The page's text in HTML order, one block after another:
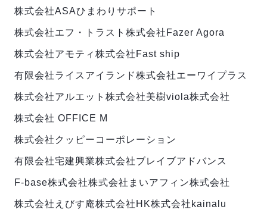
株式会社ASAひまわりサポート
株式会社エフ・トラスト 株式会社Fazer Agora
株式会社アモティ 株式会社Fast ship
有限会社ライスアイランド株式会社エーワイプラス
株式会社アルエット 株式会社美樹viola株式会社
株式会社 OFFICE M
株式会社クッピーコーポレーション
有限会社宅建興業株式会社ブレイブアドバンス
F-base株式会社株式会社まいアフィン株式会社
株式会社えびす庵株式会社HK株式会社kainalu